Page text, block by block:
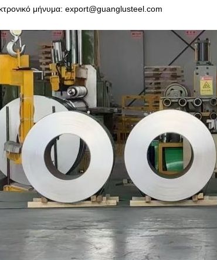
μήνυμα: export@guanglusteel.com